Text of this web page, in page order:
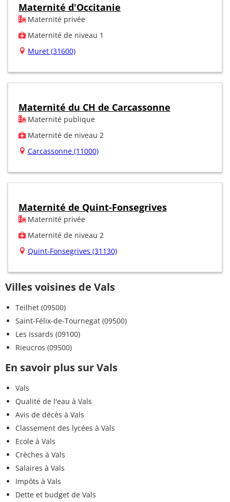
Maternité d'Occitanie
Maternité privée
Maternité de niveau 1
Muret (31600)
Maternité du CH de Carcassonne
Maternité publique
Maternité de niveau 2
Carcassonne (11000)
Maternité de Quint-Fonsegrives
Maternité privée
Maternité de niveau 2
Quint-Fonsegrives (31130)
Villes voisines de Vals
Teilhet (09500)
Saint-Félix-de-Tournegat (09500)
Les Issards (09100)
Rieucros (09500)
En savoir plus sur Vals
Vals
Qualité de l'eau à Vals
Avis de décès à Vals
Classement des lycées à Vals
Ecole à Vals
Crèches à Vals
Salaires à Vals
Impôts à Vals
Dette et budget de Vals